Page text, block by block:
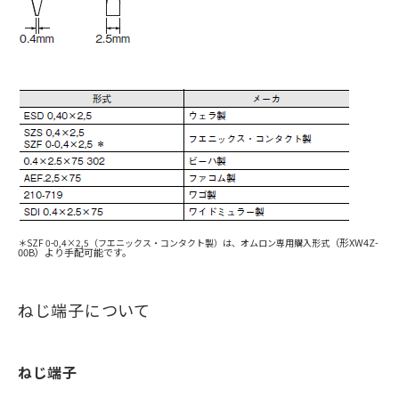
＊SZF 0-0,4×2,5（フエニックス・コンタクト製）は、オムロン専用購入形式 （形XW4Z-
00B）より手配可能です。
ねじ端子について
ねじ端子